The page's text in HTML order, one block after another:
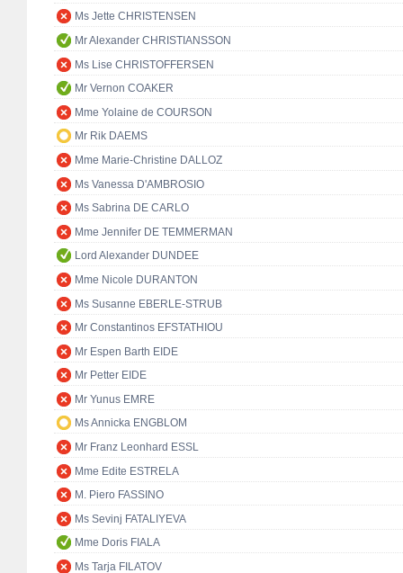
Ms Jette CHRISTENSEN
Mr Alexander CHRISTIANSSON
Ms Lise CHRISTOFFERSEN
Mr Vernon COAKER
Mme Yolaine de COURSON
Mr Rik DAEMS
Mme Marie-Christine DALLOZ
Ms Vanessa D'AMBROSIO
Ms Sabrina DE CARLO
Mme Jennifer DE TEMMERMAN
Lord Alexander DUNDEE
Mme Nicole DURANTON
Ms Susanne EBERLE-STRUB
Mr Constantinos EFSTATHIOU
Mr Espen Barth EIDE
Mr Petter EIDE
Mr Yunus EMRE
Ms Annicka ENGBLOM
Mr Franz Leonhard ESSL
Mme Edite ESTRELA
M. Piero FASSINO
Ms Sevinj FATALIYEVA
Mme Doris FIALA
Ms Tarja FILATOV